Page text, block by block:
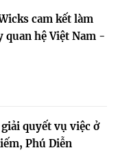
cam kết làm
quan hệ Việt Nam -
quyết vụ việc ở
Phú Diễn